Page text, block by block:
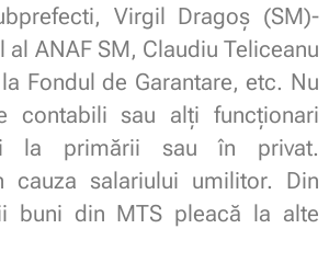
Virgil Dragoș (SM)-
ANAF SM, Claudiu Teliceanu
Fondul de Garantare, etc. Nu
contabili sau alți funcționari
la primării sau în privat.
cauza salariului umilitor. Din
buni din MTS pleacă la alte